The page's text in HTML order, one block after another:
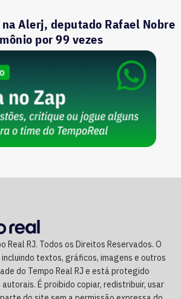
Alerj, deputado Rafael Nobre
por 99 vezes
Real RJ. Todos os Direitos Reservados. O
textos, gráficos, imagens e outros
do Tempo Real RJ e está protegido
É proibido copiar, redistribuir, usar